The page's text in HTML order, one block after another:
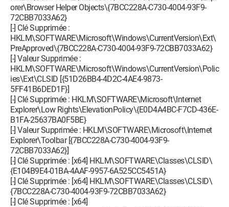
orer\Browser Helper Objects\{7BCC228A-C730-4004-93F9-
72CBB7033A62}
[-] Clé Supprimée :
HKLM\SOFTWARE\Microsoft\Windows\CurrentVersion\Ext\
PreApproved\{7BCC228A-C730-4004-93F9-72CBB7033A62}
[-] Valeur Supprimée :
HKLM\SOFTWARE\Microsoft\Windows\CurrentVersion\Polic
ies\Ext\CLSID [{51D26BB4-4D2C-4AE4-9873-
5FF41B6DED1F}]
[-] Clé Supprimée : HKLM\SOFTWARE\Microsoft\Internet
Explorer\Low Rights\ElevationPolicy\{E0D4A4BC-F7CD-436E-
B1FA-25637BA0F5BE}
[-] Valeur Supprimée : HKLM\SOFTWARE\Microsoft\Internet
Explorer\Toolbar [{7BCC228A-C730-4004-93F9-
72CBB7033A62}]
[-] Clé Supprimée : [x64] HKLM\SOFTWARE\Classes\CLSID\
{E104B9E4-01BA-4AAF-9957-6A525CC5451A}
[-] Clé Supprimée : [x64] HKLM\SOFTWARE\Classes\CLSID\
{7BCC228A-C730-4004-93F9-72CBB7033A62}
[-] Clé Supprimée : [x64]